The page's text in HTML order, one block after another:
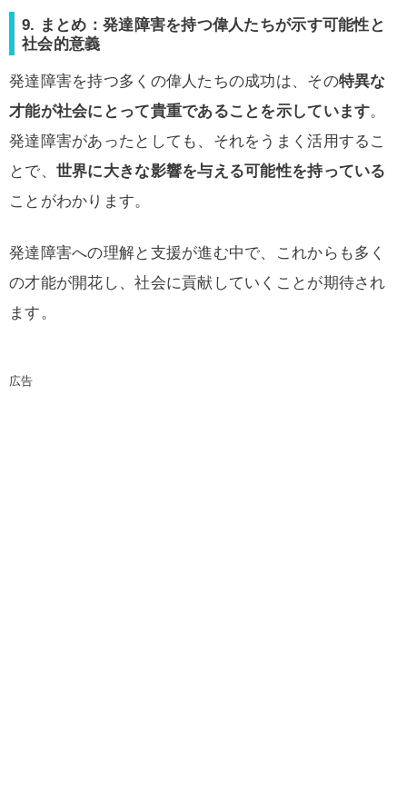
9. まとめ：発達障害を持つ偉人たちが示す可能性と
社会的意義
発達障害を持つ多くの偉人たちの成功は、その特異な
才能が社会にとって貴重であることを示しています。
発達障害があったとしても、それをうまく活用するこ
とで、 世界に大きな影響を与える可能性を持っている
ことがわかります。
発達障害への理解と支援が進む中で、これからも多く
の才能が開花し、社会に貢献していくことが期待され
ます。
広告